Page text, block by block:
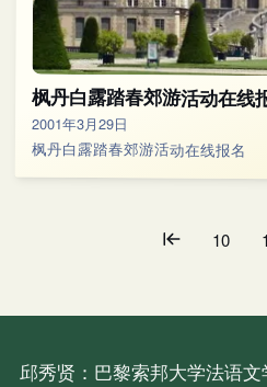
枫丹白露踏春郊游活动在线
2001年3月29日
枫丹白露踏春郊游活动在线报名
10
邱秀贤：巴黎索邦大学法语